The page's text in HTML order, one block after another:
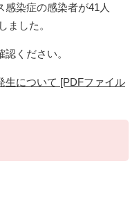
染症の感染者が41人
ました。
ください。
生について [PDFファイル